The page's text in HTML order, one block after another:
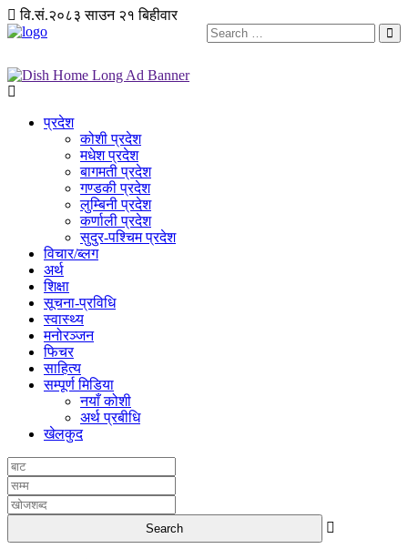
वि.सं.२०८३ साउन २१ बिहीवार
प्रदेश
कोशी प्रदेश
मधेश प्रदेश
बागमती प्रदेश
गण्डकी प्रदेश
लुम्बिनी प्रदेश
कर्णाली प्रदेश
सुदुर-पश्चिम प्रदेश
विचार/ब्लग
अर्थ
शिक्षा
सूचना-प्रविधि
स्वास्थ्य
मनोरञ्जन
फिचर
साहित्य
सम्पूर्ण मिडिया
नयाँ कोशी
अर्थ प्रबीधि
खेलकुद